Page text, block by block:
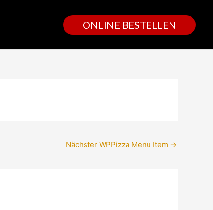
ONLINE BESTELLEN
Nächster WPPizza Menu Item →